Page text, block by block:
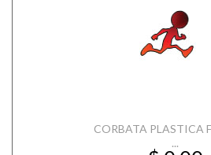
CORBATA PLASTICA
...